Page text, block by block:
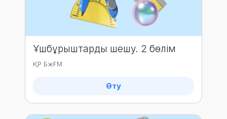
Ұшбұрыштарды шешу. 2 бөлім
ҚР БжҒМ
Өту